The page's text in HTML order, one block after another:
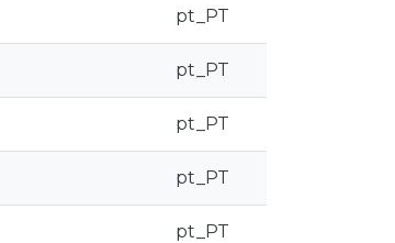
pt_PT
pt_PT
pt_PT
pt_PT
pt_PT